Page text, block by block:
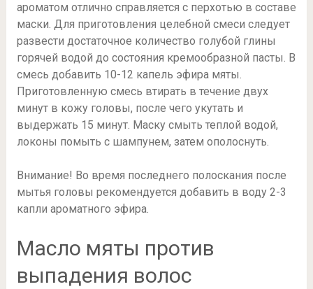
ароматом отлично справляется с перхотью в составе
маски. Для приготовления целебной смеси следует
развести достаточное количество голубой глины
горячей водой до состояния кремообразной пасты. В
смесь добавить 10-12 капель эфира мяты.
Приготовленную смесь втирать в течение двух
минут в кожу головы, после чего укутать и
выдержать 15 минут. Маску смыть теплой водой,
локоны помыть с шампунем, затем ополоснуть.
Внимание! Во время последнего полоскания после
мытья головы рекомендуется добавить в воду 2-3
капли ароматного эфира.
Масло мяты против
выпадения волос